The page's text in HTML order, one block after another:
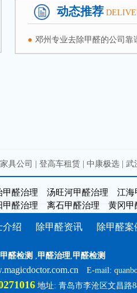
动态推荐
● 邓州专业去除甲醛的公司靠
具公司 登高车租赁 中康极选 武
甲醛治理 汤旺河甲醛治理 江海
甲醛治理 离石甲醛治理 黄冈甲
介绍 除甲醛资讯 除甲醛案
醛检测 ,甲醛治理,甲醛检测
E-mail:
地址: 青岛市李沧区文昌路